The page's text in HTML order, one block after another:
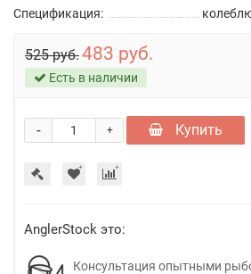
Спецификация:
525 руб.483 руб.
Есть в наличии
+
- Купить
AnglerStock это:
Консультация опытными